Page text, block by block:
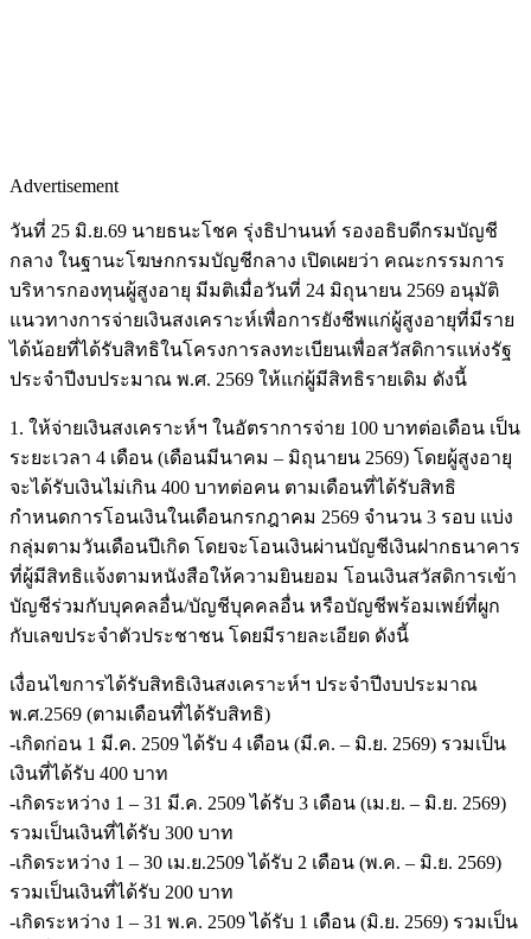
Advertisement
วันที่ 25 มิ.ย.69 นายธนะโชค รุ่งธิปานนท์ รองอธิบดีกรมบัญชี
กลาง ในฐานะโฆษกกรมบัญชีกลาง เปิดเผยว่า คณะกรรมการ
บริหารกองทุนผู้สูงอายุ มีมติเมื่อวันที่ 24 มิถุนายน 2569 อนุมัติ
แนวทางการจ่ายเงินสงเคราะห์เพื่อการยังชีพแก่ผู้สูงอายุที่มีราย
ได้น้อยที่ได้รับสิทธิในโครงการลงทะเบียนเพื่อสวัสดิการแห่งรัฐ
ประจำปีงบประมาณ พ.ศ. 2569 ให้แก่ผู้มีสิทธิรายเดิม ดังนี้
1. ให้จ่ายเงินสงเคราะห์ฯ ในอัตราการจ่าย 100 บาทต่อเดือน เป็น
ระยะเวลา 4 เดือน (เดือนมีนาคม – มิถุนายน 2569) โดยผู้สูงอายุ
จะได้รับเงินไม่เกิน 400 บาทต่อคน ตามเดือนที่ได้รับสิทธิ
กำหนดการโอนเงินในเดือนกรกฎาคม 2569 จำนวน 3 รอบ แบ่ง
กลุ่มตามวันเดือนปีเกิด โดยจะโอนเงินผ่านบัญชีเงินฝากธนาคาร
ที่ผู้มีสิทธิแจ้งตามหนังสือให้ความยินยอม โอนเงินสวัสดิการเข้า
บัญชีร่วมกับบุคคลอื่น/บัญชีบุคคลอื่น หรือบัญชีพร้อมเพย์ที่ผูก
กับเลขประจำตัวประชาชน โดยมีรายละเอียด ดังนี้
เงื่อนไขการได้รับสิทธิเงินสงเคราะห์ฯ ประจำปีงบประมาณ
พ.ศ.2569 (ตามเดือนที่ได้รับสิทธิ)
-เกิดก่อน 1 มี.ค. 2509 ได้รับ 4 เดือน (มี.ค. – มิ.ย. 2569) รวมเป็น
เงินที่ได้รับ 400 บาท
-เกิดระหว่าง 1 – 31 มี.ค. 2509 ได้รับ 3 เดือน (เม.ย. – มิ.ย. 2569)
รวมเป็นเงินที่ได้รับ 300 บาท
-เกิดระหว่าง 1 – 30 เม.ย.2509 ได้รับ 2 เดือน (พ.ค. – มิ.ย. 2569)
รวมเป็นเงินที่ได้รับ 200 บาท
-เกิดระหว่าง 1 – 31 พ.ค. 2509 ได้รับ 1 เดือน (มิ.ย. 2569) รวมเป็น